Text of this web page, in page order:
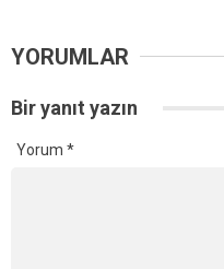
YORUMLAR
Bir yanıt yazın
Yorum *